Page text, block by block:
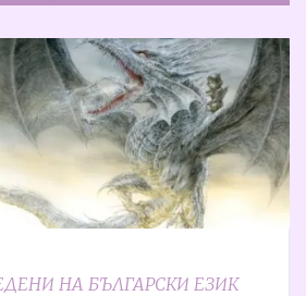
НА БЪЛГАРСКИ ЕЗИК